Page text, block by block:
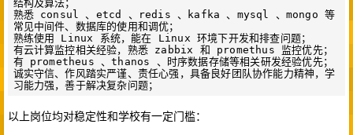
结构及算法；
熟悉 consul 、etcd 、redis 、kafka 、mysql 、mongo 等
常见中间件、数据库的使用和调优；
熟练使用 Linux 系统，能在 Linux 环境下开发和排查问题；
有云计算监控相关经验，熟悉 zabbix 和 promethus 监控优先；
有 prometheus 、thanos 、时序数据存储等相关研发经验优先；
诚实守信、作风踏实严谨、责任心强，具备良好团队协作能力精神，学
以上岗位均对稳定性和学校有一定门槛：